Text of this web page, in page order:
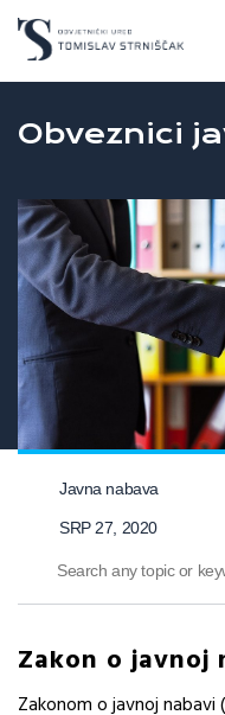
Obveznici
Javna nabava
SRP 27, 2020
Zakon o javnoj
Zakonom o javnoj nabavi